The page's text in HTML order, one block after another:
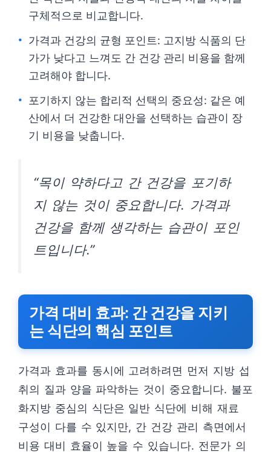
구체적으로 비교합니다.
가격과 건강의 균형 포인트: 고지방 식품의 단
가가 낮다고 느껴도 간 건강 관리 비용을 함께
고려해야 합니다.
포기하지 않는 합리적 선택의 중요성: 같은 예
산에서 더 건강한 대안을 선택하는 습관이 장
기 비용을 낮춥니다.
“목이 약하다고 간 건강을 포기하
지 않는 것이 중요합니다. 가격과
건강을 함께 생각하는 습관이 포인
트입니다.”
가격 대비 효과: 간 건강을 지키
는 식단의 핵심 포인트
가격과 효과를 동시에 고려하려면 먼저 지방 섭
취의 질과 양을 파악하는 것이 중요합니다. 불포
화지방 중심의 식단은 일반 식단에 비해 재료
구성이 다를 수 있지만, 간 건강 관리 측면에서
비용 대비 효율이 높을 수 있습니다. 전문가 의